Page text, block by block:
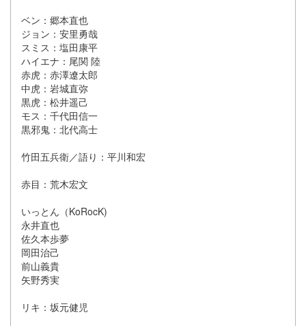
ベン：郷本直也
ジョン：安里勇哉
スミス：塩田康平
ハイエナ：尾関 陸
赤虎：赤澤遼太郎
中虎：岩城直弥
黒虎：松井遥己
モス：千代田信一
黒邪鬼：北代高士
竹田五兵衛／語り：平川和宏
赤目：荒木宏文
いっとん（KoRocK)
永井直也
佐久本歩夢
岡田治己
前山義貴
矢野秀実
リキ：坂元健児